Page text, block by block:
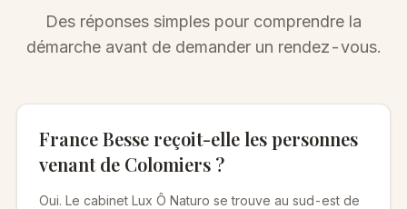
Des réponses simples pour comprendre la
démarche avant de demander un rendez-vous.
France Besse reçoit-elle les personnes
venant de Colomiers ?
Oui. Le cabinet Lux Ô Naturo se trouve au sud-est de